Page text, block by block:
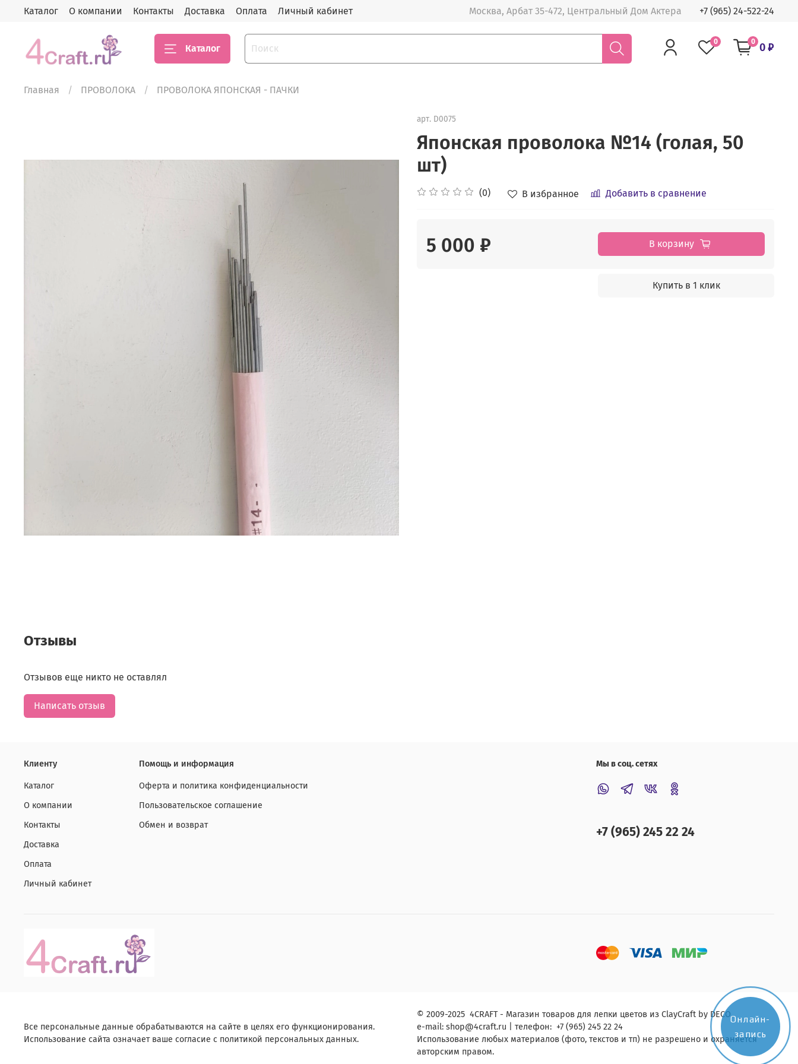
Каталог О компании Контакты Доставка Оплата Личный кабинет Москва, Арбат 35-472, Центральный Дом Актера +7 (965) 24-522-24
Каталог
0 0 0 ₽
Главная ПРОВОЛОКА ПРОВОЛОКА ЯПОНСКАЯ - ПАЧКИ
арт. D0075
Японская проволока №14 (голая, 50
шт)
(0) В избранное Добавить в сравнение
5 000 ₽ В корзину
Купить в 1 клик
Отзывы
Отзывов еще никто не оставлял
Написать отзыв
Клиенту
Каталог
О компании
Контакты
Доставка
Оплата
Личный кабинет
Помощь и информация
Оферта и политика конфиденциальности
Пользовательское соглашение
Обмен и возврат
Мы в соц. сетях
+7 (965) 245 22 24
Все персональные данные обрабатываются на сайте в целях его функционирования.
Использование сайта означает ваше согласие с политикой персональных данных.
© 2009-2025 4CRAFT - Магазин товаров для лепки цветов из ClayCraft by DECO.
e-mail: shop@4craft.ru | телефон: +7 (965) 245 22 24
Использование любых материалов (фото, текстов и тп) не разрешено и охраняется
авторским правом.
Онлайн-
запись